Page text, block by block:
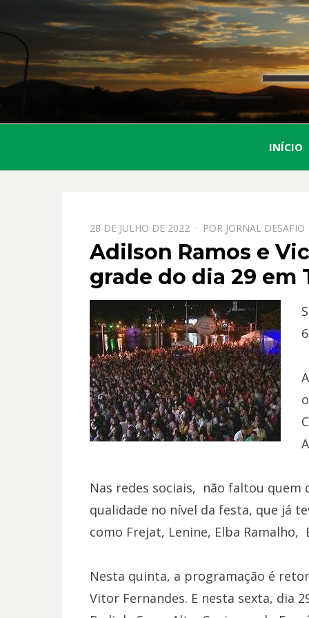
INÍCIO
PPOSTADO
EM
28 DE JULHO DE 2022 POR JORNAL DESAFIO
Adilson Ramos e
grade do dia 29 em
Nas redes sociais, não faltou quem
qualidade no nível da festa, que já
como Frejat, Lenine, Elba Ramalho,
Nesta quinta, a programação é
Vitor Fernandes. E nesta sexta, dia